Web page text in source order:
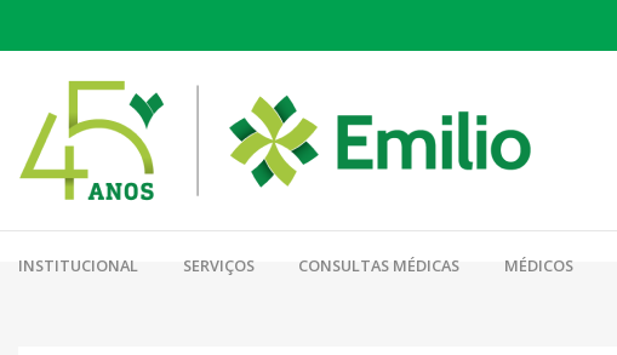
INSTITUCIONAL SERVIÇOS CONSULTAS MÉDICAS MÉDICOS